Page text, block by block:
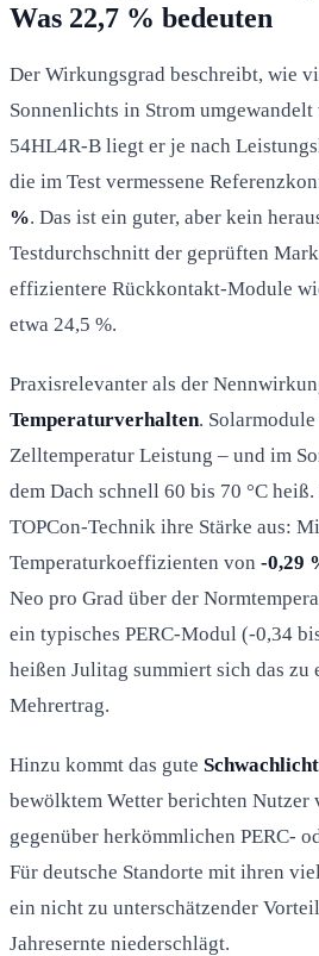
Was 22,7 % bedeuten
Der Wirkungsgrad beschreibt, wie
Sonnenlichts in Strom
54HL4R-B liegt er je nach
die im Test vermessene
%. Das ist ein guter, aber kein
Testdurchschnitt der geprüften
effizientere Rückkontakt-Module
etwa 24,5 %.
Praxisrelevanter als der
Temperaturverhalten.
Zelltemperatur Leistung – und im
dem Dach schnell 60 bis 70 °C
TOPCon-Technik ihre Stärke aus:
Temperaturkoeffizienten von -0,29
Neo pro Grad über der
ein typisches PERC-Modul (-0,34
heißen Julitag summiert sich das zu
Mehrertrag.
Hinzu kommt das gute
bewölktem Wetter berichten Nutzer
gegenüber herkömmlichen PERC-
Für deutsche Standorte mit ihren
ein nicht zu unterschätzender
Jahresernte niederschlägt.